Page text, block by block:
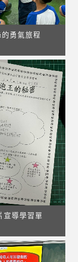
勇氣旅程
宣導學習單